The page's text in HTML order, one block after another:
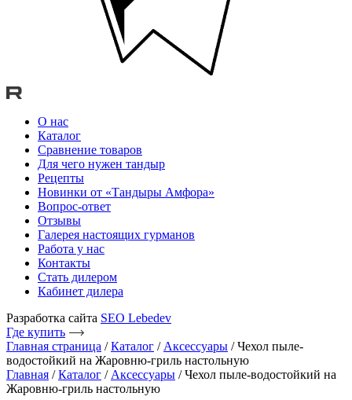
О нас
Каталог
Сравнение товаров
Для чего нужен тандыр
Рецепты
Новинки от «Тандыры Амфора»
Вопрос-ответ
Отзывы
Галерея настоящих гурманов
Работа у нас
Контакты
Стать дилером
Кабинет дилера
Разработка сайта SEO Lebedev
Где купить
Главная страница /Каталог / Аксессуары /Чехол пыле-
водостойкий на Жаровню-гриль настольную
Главная /Каталог / Аксессуары / Чехол пыле-водостойкий на
Жаровню-гриль настольную